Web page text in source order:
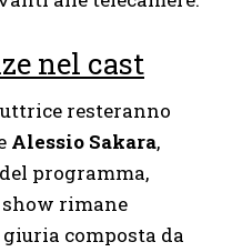
nel cast
resteranno
Alessio Sakara,
programma,
rimane
composta da